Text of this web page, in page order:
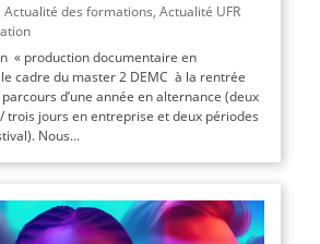
Actualité des formations, Actualité UFR
« production documentaire en
cadre du master 2 DEMC à la rentrée
parcours d’une année en alternance (deux
trois jours en entreprise et deux périodes
Nous...